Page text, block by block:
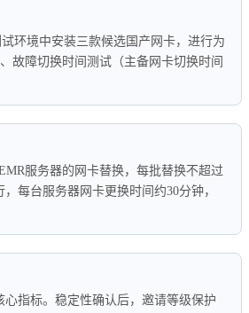
环境中安装三款候选国产网卡，进行为
故障切换时间测试（主备网卡切换时间
服务器的网卡替换，每批替换不超过
每台服务器网卡更换时间约30分钟，
指标。稳定性确认后，邀请等级保护